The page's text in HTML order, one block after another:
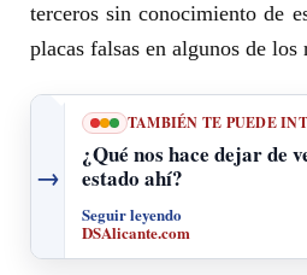
terceros sin conocimiento de
placas falsas en algunos de los
→
TAMBIÉN TE PUEDE
¿Qué nos hace dejar de
estado ahí?
Seguir leyendo
DSAlicante.com